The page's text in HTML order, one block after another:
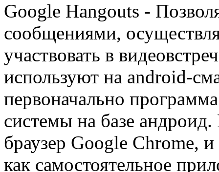
Google Hangouts -
сообщениями,
участвовать в
используют на android-
первоначально
системы на базе
браузер Google Chrome,
как самостоятельное